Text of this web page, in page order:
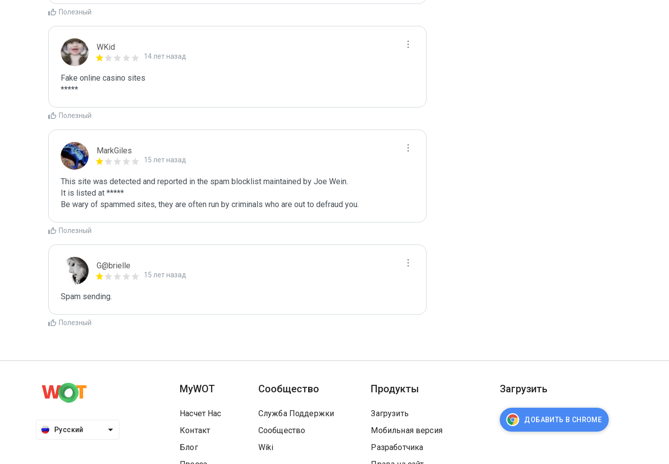
Полезный
WKid
14 лет назад
Fake online casino sites
Полезный
MarkGiles
15 лет назад
This site was detected and reported in the spam blocklist maintained by Joe Wein.
It is listed at *****
Be wary of spammed sites, they are often run by criminals who are out to defraud you.
Полезный
G@brielle
15 лет назад
Spam sending.
Полезный
Русский
MyWOT
Насчет Нас
Контакт
Блог
Сообщество
Служба Поддержки
Сообщество
Wiki
Продукты
Загрузить
Мобильная версия
Разработчика
Загрузить
ДОБАВИТЬ В CHROME